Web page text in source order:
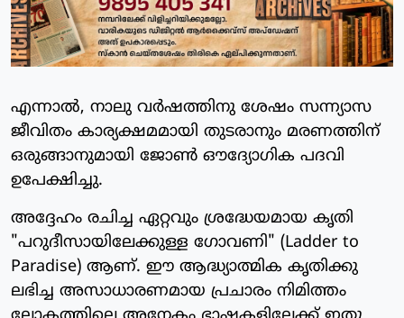
എന്നാല്‍, നാലു വര്‍ഷത്തിനു ശേഷം സന്ന്യാസ
ജീവിതം കാര്യക്ഷമമായി തുടരാനും മരണത്തിന്
ഒരുങ്ങാനുമായി ജോണ്‍ ഔദ്യോഗിക പദവി
ഉപേക്ഷിച്ചു.
അദ്ദേഹം രചിച്ച ഏറ്റവും ശ്രദ്ധേയമായ കൃതി
"പറുദീസായിലേക്കുള്ള ഗോവണി" (Ladder to
Paradise) ആണ്. ഈ ആദ്ധ്യാത്മിക കൃതിക്കു
ലഭിച്ച അസാധാരണമായ പ്രചാരം നിമിത്തം